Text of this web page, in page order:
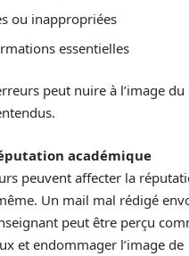
ou inappropriées
essentielles
peut nuire à l’image
académique
peuvent affecter la
Un mail mal rédigé
peut être perçu
et endommager l’image de